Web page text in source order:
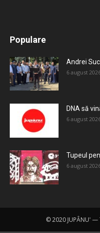
Populare
Andrei
6 august
DNA să
6 august
Tupeul
6 august
© 2020 JUPÂNU'